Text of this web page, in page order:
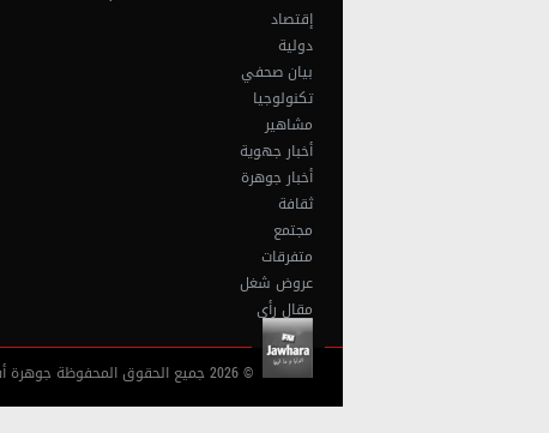
إقتصاد
دولية
بيان صحفي
تكنولوجيا
مشاهير
أخبار جهوية
أخبار جوهرة
ثقافة
مجتمع
متفرقات
عروض شغل
مقال رأي
© 2026 جميع الحقوق المحفوظة جوهرة أف آم تونس |